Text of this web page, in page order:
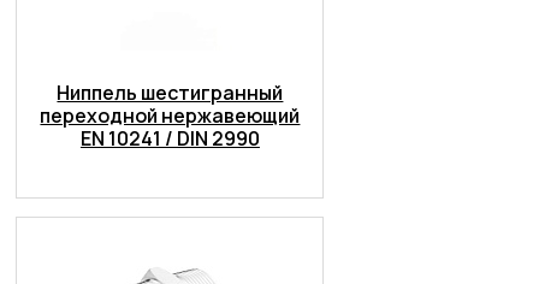
Ниппель шестигранный
переходной нержавеющий
EN 10241 / DIN 2990